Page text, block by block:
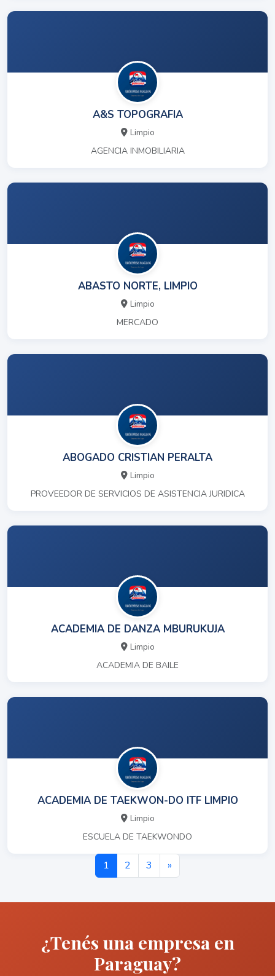
A&S TOPOGRAFIA
Limpio
AGENCIA INMOBILIARIA
ABASTO NORTE, LIMPIO
Limpio
MERCADO
ABOGADO CRISTIAN PERALTA
Limpio
PROVEEDOR DE SERVICIOS DE ASISTENCIA JURIDICA
ACADEMIA DE DANZA MBURUKUJA
Limpio
ACADEMIA DE BAILE
ACADEMIA DE TAEKWON-DO ITF LIMPIO
Limpio
ESCUELA DE TAEKWONDO
1 2 3 »
¿Tenés una empresa en
Paraguay?